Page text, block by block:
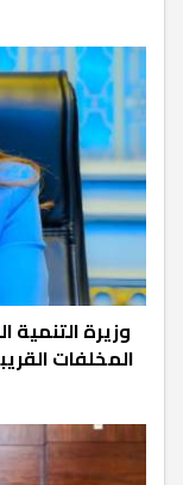
وزيرة التنمية
المخلفات